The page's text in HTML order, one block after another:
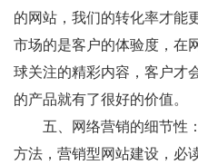
的网站，我们的转化率才能
市场的是客户的体验度，在
球关注的精彩内容，客户才
的产品就有了很好的价值。
五、网络营销的细节性：
方法，营销型网站建设，必